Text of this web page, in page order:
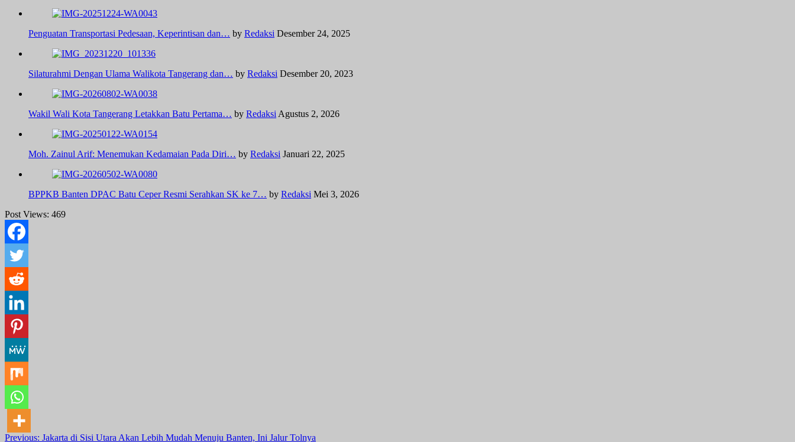
Penguatan Transportasi Pedesaan, Keperintisan dan… by Redaksi Desember 24, 2025
Silaturahmi Dengan Ulama Walikota Tangerang dan… by Redaksi Desember 20, 2023
Wakil Wali Kota Tangerang Letakkan Batu Pertama… by Redaksi Agustus 2, 2026
Moh. Zainul Arif: Menemukan Kedamaian Pada Diri… by Redaksi Januari 22, 2025
BPPKB Banten DPAC Batu Ceper Resmi Serahkan SK ke 7… by Redaksi Mei 3, 2026
Post Views: 469
Previous: Jakarta di Sisi Utara Akan Lebih Mudah Menuju Banten, Ini Jalur Tolnya